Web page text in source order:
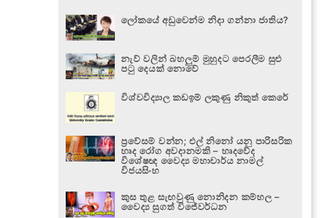
ලෝකයේ අඩුවෙන්ම නිදා ගන්නා ජාතිය?
නැව් වලින් බහලුම් මුහුදට පෙරලීම සුළු
පටු දෙයක් නොවේ
විශ්වවිද්‍යාල කඩඉම් ලකුණු නිකුත් කෙරේ
ප්‍රවේසම් වන්න; එල් නිනෝ යනු පාරිසරික
හෘද රෝග අවදානමකි – හෘදවේද
විශේෂඥ වෛද්‍ය මහාචාර්ය නාමල්
විජයසිංහ
කුස තුළ සැඟවුණු නොනිදන කම්හල –
වෛද්‍ය සුගත් විජේවර්ධන